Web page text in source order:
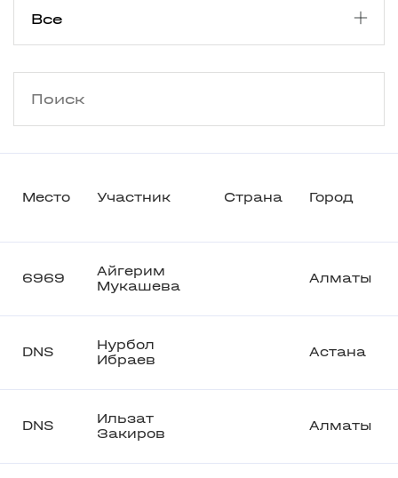
Место Участник Страна Город
6969
Айгерим
Мукашева
Алматы
DNS
Нурбол
Ибраев
Астана
DNS
Ильзат
Закиров
Алматы